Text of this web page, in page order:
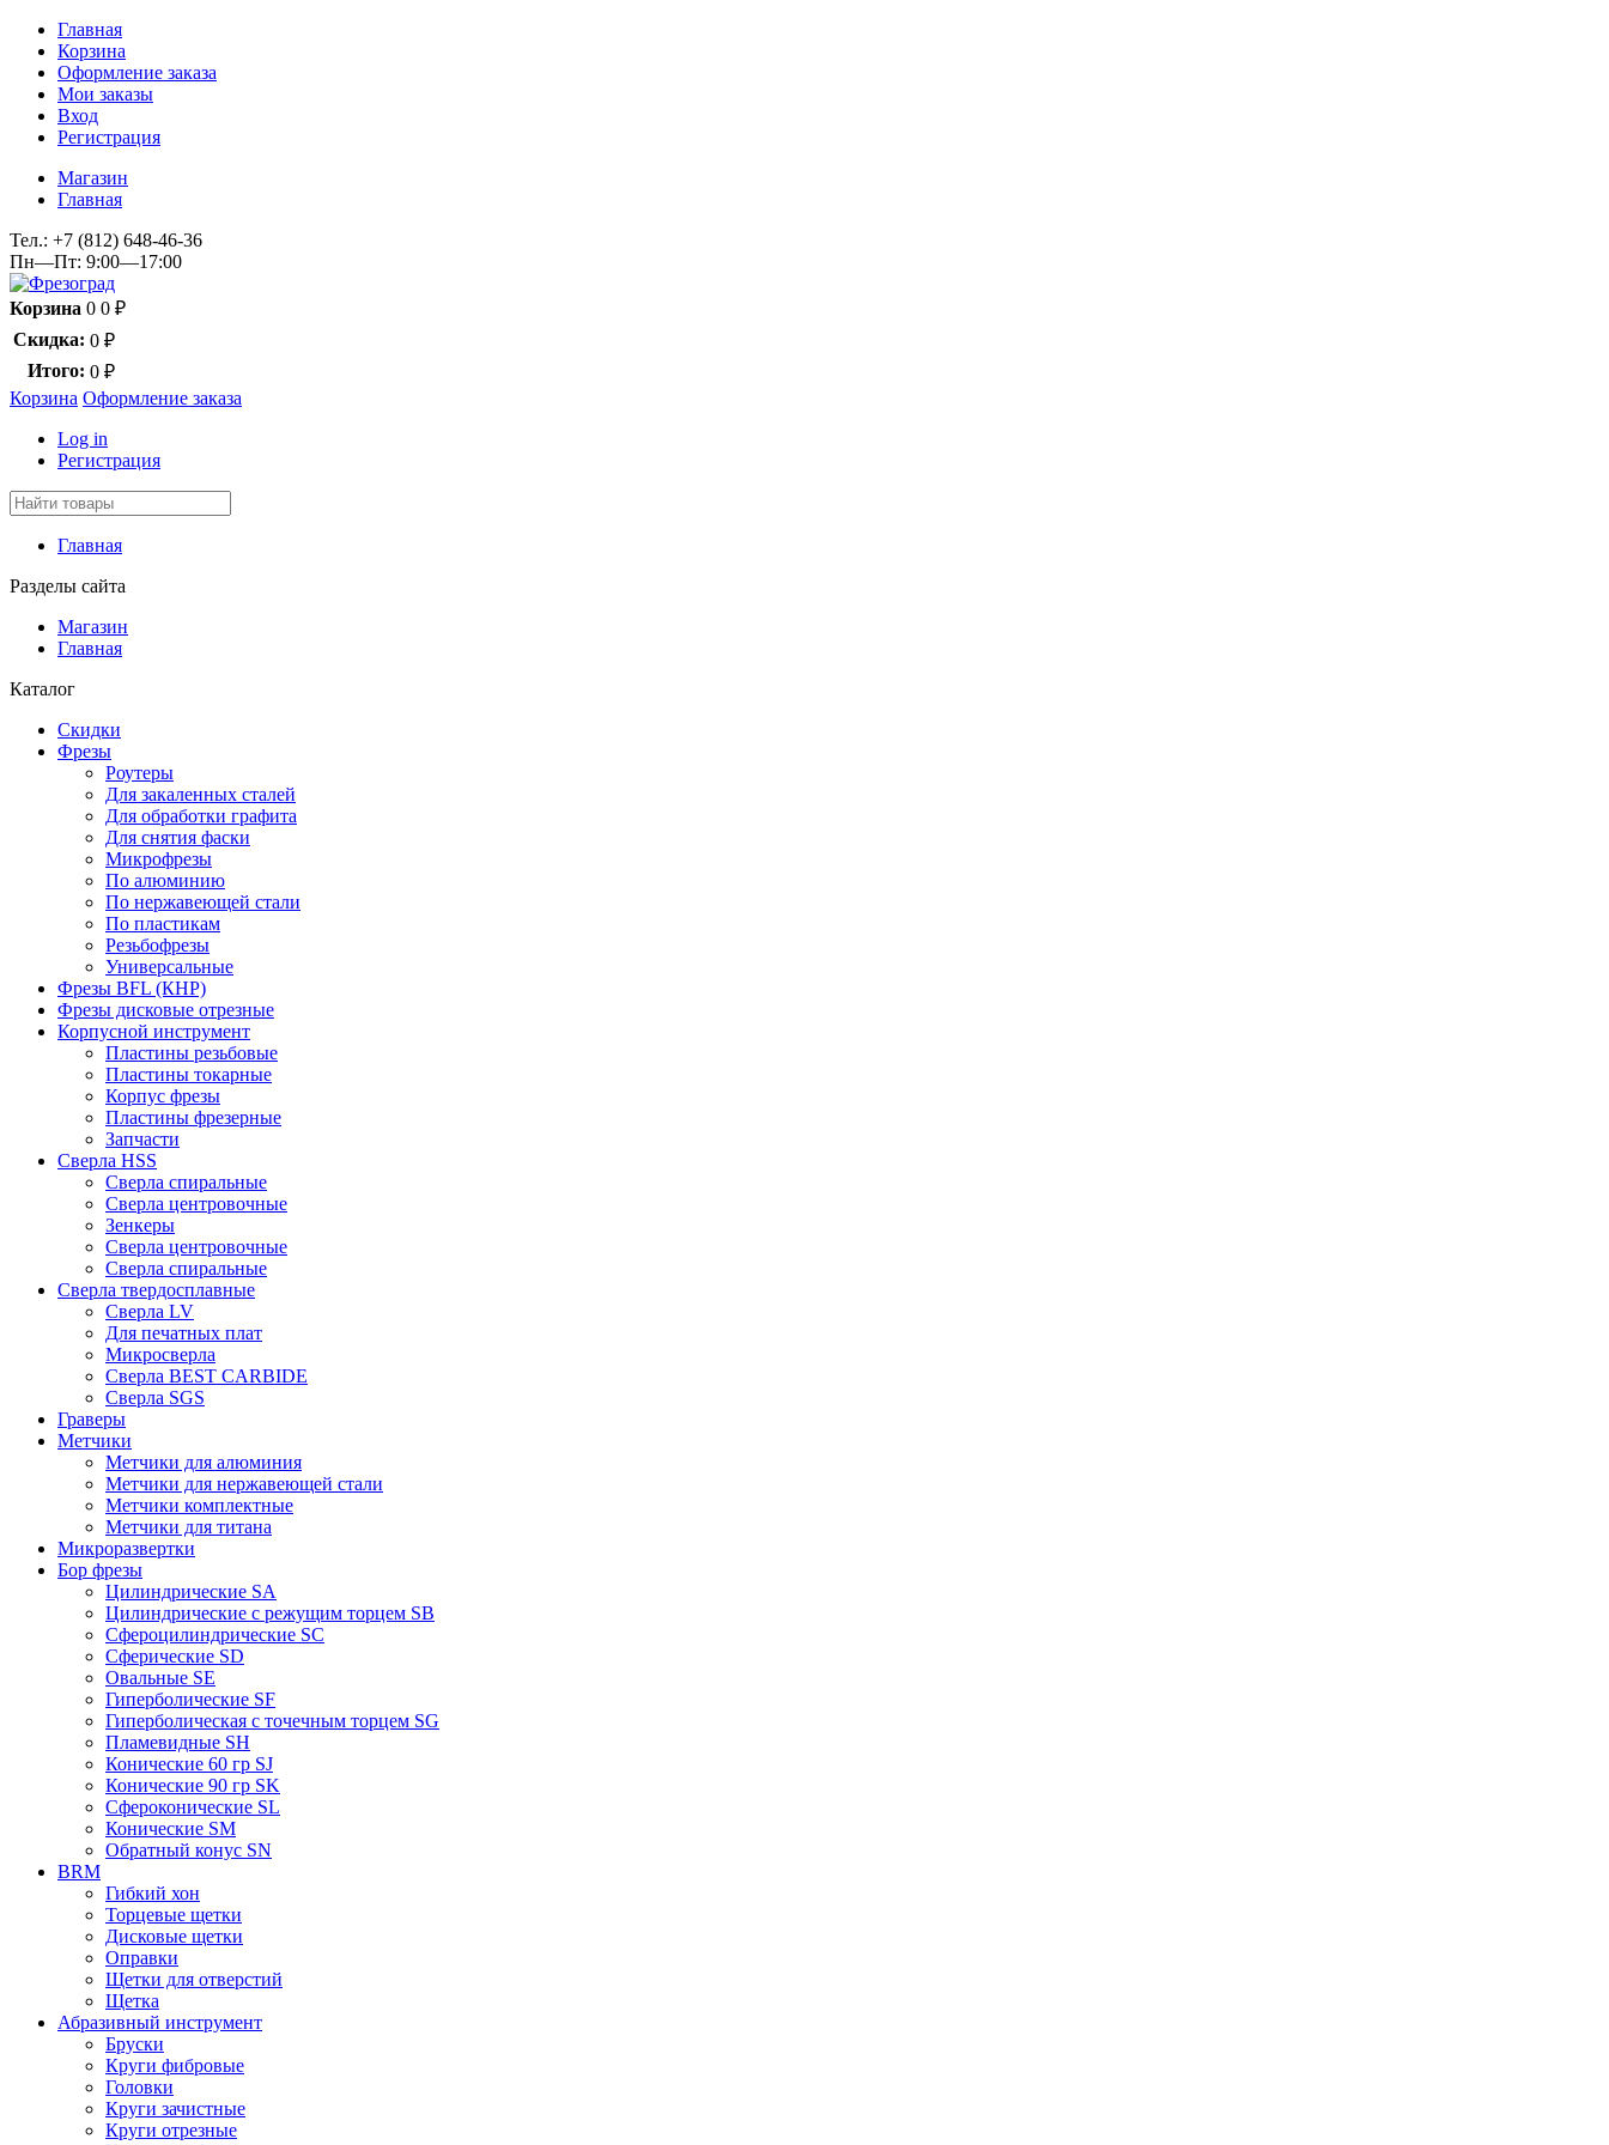
Главная
Корзина
Оформление заказа
Мои заказы
Вход
Регистрация
Магазин
Главная
Тел.: +7 (812) 648-46-36
Пн—Пт: 9:00—17:00
Корзина 0 0 ₽
Скидка: 0 ₽
Итого: 0 ₽
Корзина Оформление заказа
Log in
Регистрация
Главная
Разделы сайта
Магазин
Главная
Каталог
Скидки
Фрезы
Роутеры
Для закаленных сталей
Для обработки графита
Для снятия фаски
Микрофрезы
По алюминию
По нержавеющей стали
По пластикам
Резьбофрезы
Универсальные
Фрезы BFL (КНР)
Фрезы дисковые отрезные
Корпусной инструмент
Пластины резьбовые
Пластины токарные
Корпус фрезы
Пластины фрезерные
Запчасти
Сверла HSS
Сверла спиральные
Сверла центровочные
Зенкеры
Сверла центровочные
Сверла спиральные
Сверла твердосплавные
Сверла LV
Для печатных плат
Микросверла
Сверла BEST CARBIDE
Сверла SGS
Граверы
Метчики
Метчики для алюминия
Метчики для нержавеющей стали
Метчики комплектные
Метчики для титана
Микроразвертки
Бор фрезы
Цилиндрические SA
Цилиндрические с режущим торцем SB
Сфероцилиндрические SC
Сферические SD
Овальные SE
Гиперболические SF
Гиперболическая с точечным торцем SG
Пламевидные SH
Конические 60 гр SJ
Конические 90 гр SK
Сфероконические SL
Конические SM
Обратный конус SN
BRM
Гибкий хон
Торцевые щетки
Дисковые щетки
Оправки
Щетки для отверстий
Щетка
Абразивный инструмент
Бруски
Круги фибровые
Головки
Круги зачистные
Круги отрезные